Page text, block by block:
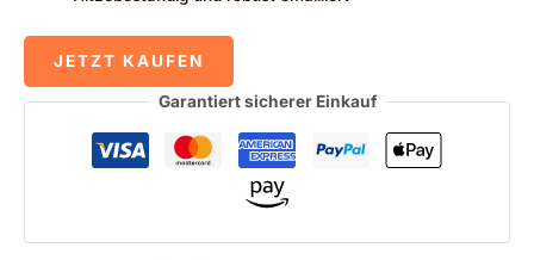
JETZT KAUFEN
Garantiert sicherer Einkauf